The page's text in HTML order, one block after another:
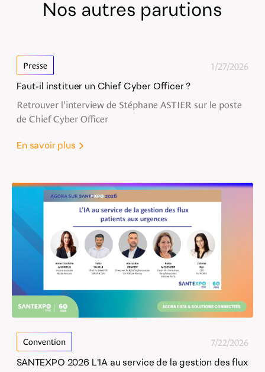
Nos autres parutions
Presse 1/27/2026
Faut-il instituer un Chief Cyber Officer ?
Retrouver l'interview de Stéphane ASTIER sur le poste
de Chief Cyber Officer
En savoir plus
Convention 7/22/2026
SANTEXPO 2026 L'IA au service de la gestion des flux